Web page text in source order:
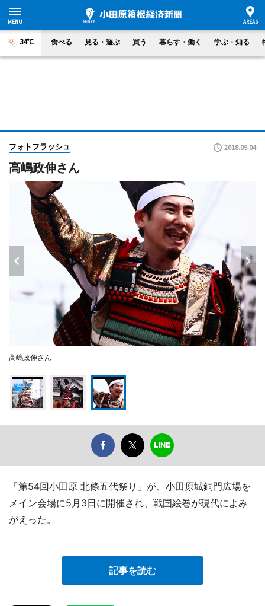
34°C 食べる 見る・遊ぶ 買う 暮らす・働く 学ぶ・知る
フォトフラッシュ 2018.05.04
高嶋政伸さん
高嶋政伸さん
「第54回小田原 北條五代祭り」が、小田原城銅門広場を
メイン会場に5月3日に開催され、戦国絵巻が現代によみ
がえった。
記事を読む